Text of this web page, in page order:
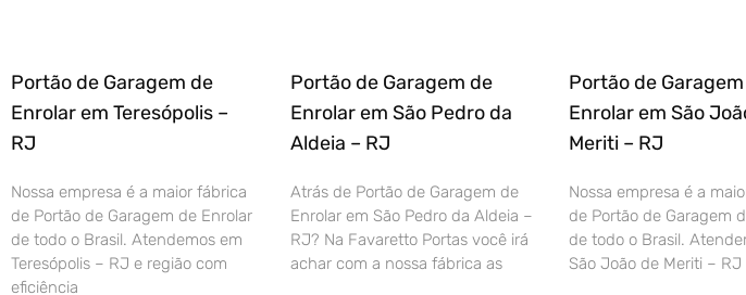
Portão de Garagem de
Enrolar em Teresópolis –
RJ
Nossa empresa é a maior fábrica
de Portão de Garagem de Enrolar
de todo o Brasil. Atendemos em
Teresópolis – RJ e região com
eficiência
Portão de Garagem de
Enrolar em São Pedro da
Aldeia – RJ
Atrás de Portão de Garagem de
Enrolar em São Pedro da Aldeia –
RJ? Na Favaretto Portas você irá
achar com a nossa fábrica as
Portão de
Enrolar em São
Meriti – RJ
Nossa empresa é a
de Portão de Garagem
de todo o Brasil.
São João de Meriti – RJ